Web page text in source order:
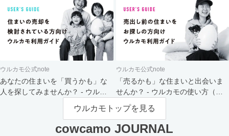
ウルカモ公式note
あなたの住まいを「買うかも」な
人を探してみませんか？ - ウルカ
ウルカモ公式note
「売るかも」な住まいと出会いま
せんか？ - ウルカモの使い方（買
主さま向け）
ウルカモトップを見る
cowcamo JOURNAL